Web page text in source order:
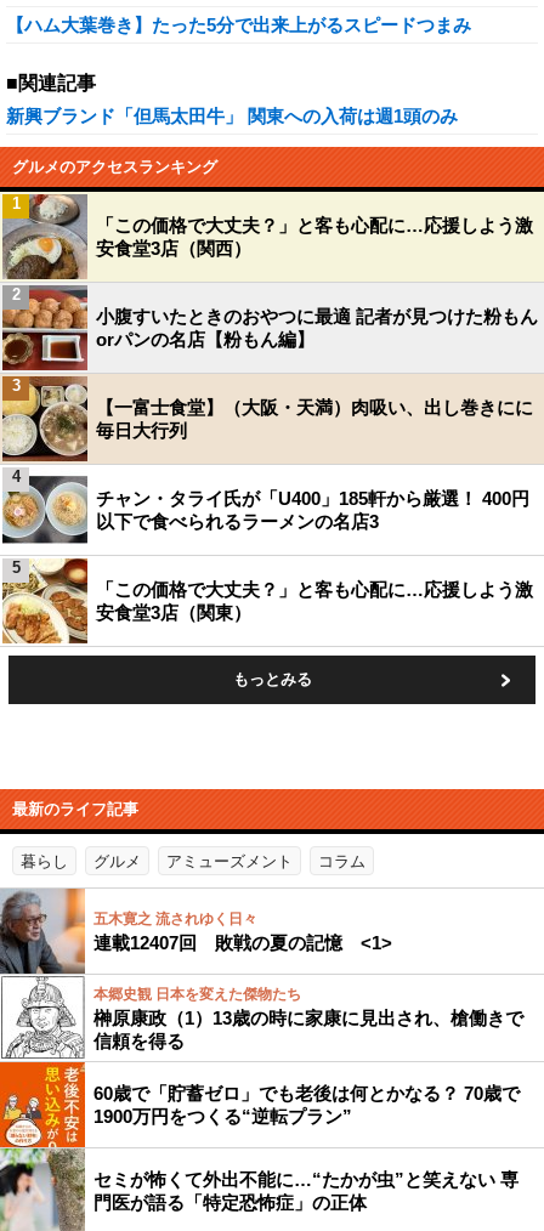
【ハム大葉巻き】たった5分で出来上がるスピードつまみ
■関連記事
新興ブランド「但馬太田牛」 関東への入荷は週1頭のみ
グルメのアクセスランキング
「この価格で大丈夫？」と客も心配に…応援しよう激
安食堂3店（関西）
1
小腹すいたときのおやつに最適 記者が見つけた粉もん
orパンの名店【粉もん編】
2
【一富士食堂】（大阪・天満）肉吸い、出し巻きにに
毎日大行列
3
チャン・タライ氏が「U400」185軒から厳選！ 400円
以下で食べられるラーメンの名店3
4
「この価格で大丈夫？」と客も心配に…応援しよう激
安食堂3店（関東）
5
もっとみる
最新のライフ記事
暮らし グルメ アミューズメント コラム
五木寛之 流されゆく日々
連載12407回 敗戦の夏の記憶 <1>
本郷史観 日本を変えた傑物たち
榊原康政（1）13歳の時に家康に見出され、槍働きで
信頼を得る
60歳で「貯蓄ゼロ」でも老後は何とかなる？ 70歳で
1900万円をつくる“逆転プラン”
セミが怖くて外出不能に…“たかが虫”と笑えない 専
門医が語る「特定恐怖症」の正体